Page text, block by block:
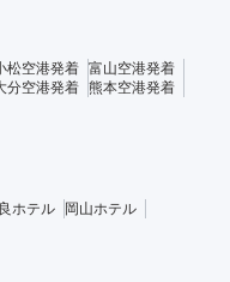
松空港発着 富山空港発着
分空港発着 熊本空港発着
ホテル
岡山ホテル